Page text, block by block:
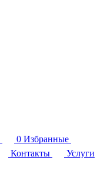
0 Избранные
Контакты Услуги